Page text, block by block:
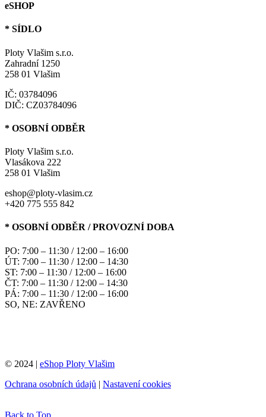
eSHOP
* SÍDLO
Ploty Vlašim s.r.o.
Zahradní 1250
258 01 Vlašim
IČ: 03784096
DIČ: CZ03784096
* OSOBNÍ ODBĚR
Ploty Vlašim s.r.o.
Vlasákova 222
258 01 Vlašim
eshop@ploty-vlasim.cz
+420 775 555 842
* OSOBNÍ ODBĚR / PROVOZNÍ DOBA
PO: 7:00 – 11:30 / 12:00 – 16:00
ÚT: 7:00 – 11:30 / 12:00 – 14:30
ST: 7:00 – 11:30 / 12:00 – 16:00
ČT: 7:00 – 11:30 / 12:00 – 14:30
PÁ: 7:00 – 11:30 / 12:00 – 16:00
SO, NE: ZAVŘENO
© 2024 | eShop Ploty Vlašim
Ochrana osobních údajů | Nastavení cookies
Back to Top